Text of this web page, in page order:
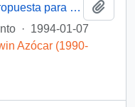
[Agradece envío de ejemplar "Propuesta para la modernización de la pequeña agricultura"]
· 1994-01-07
Azócar (1990-